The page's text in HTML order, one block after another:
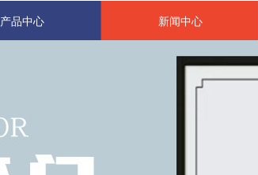
产品中心 新闻中心